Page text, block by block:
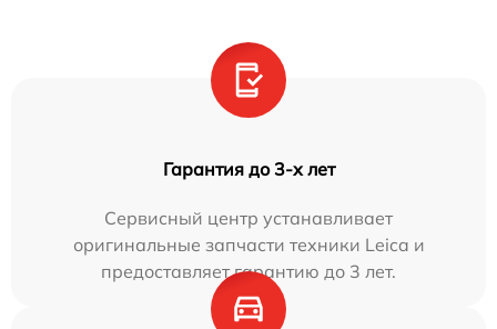
Гарантия до 3-х лет
Сервисный центр устанавливает
оригинальные запчасти техники Leica и
предоставляет гарантию до 3 лет.